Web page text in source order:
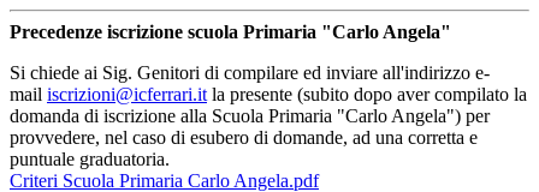
Precedenze iscrizione scuola Primaria "Carlo Angela"
Si chiede ai Sig. Genitori di compilare ed inviare all'indirizzo e-
mail iscrizioni@icferrari.it la presente (subito dopo aver compilato la
domanda di iscrizione alla Scuola Primaria "Carlo Angela") per
provvedere, nel caso di esubero di domande, ad una corretta e
puntuale graduatoria.
Criteri Scuola Primaria Carlo Angela.pdf